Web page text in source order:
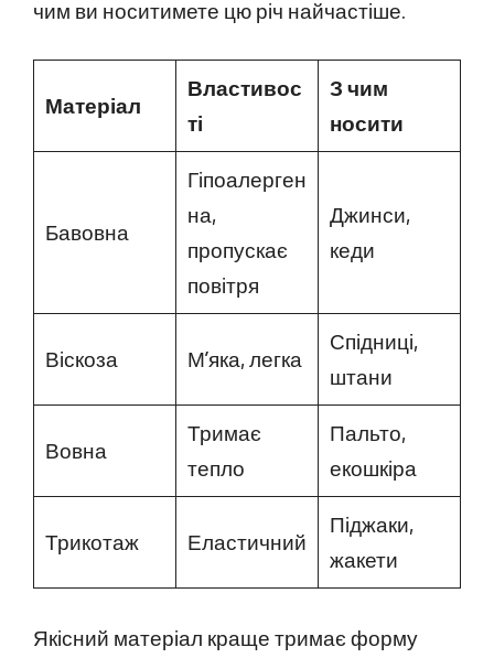
чим ви носитимете цю річ найчастіше.
Матеріал
Властивос
ті
З чим
носити
Бавовна
Гіпоалерген
на,
пропускає
повітря
Джинси,
кеди
Віскоза М’яка, легка
Спідниці,
штани
Вовна
Тримає
тепло
Пальто,
екошкіра
Трикотаж Еластичний
Піджаки,
жакети
Якісний матеріал краще тримає форму